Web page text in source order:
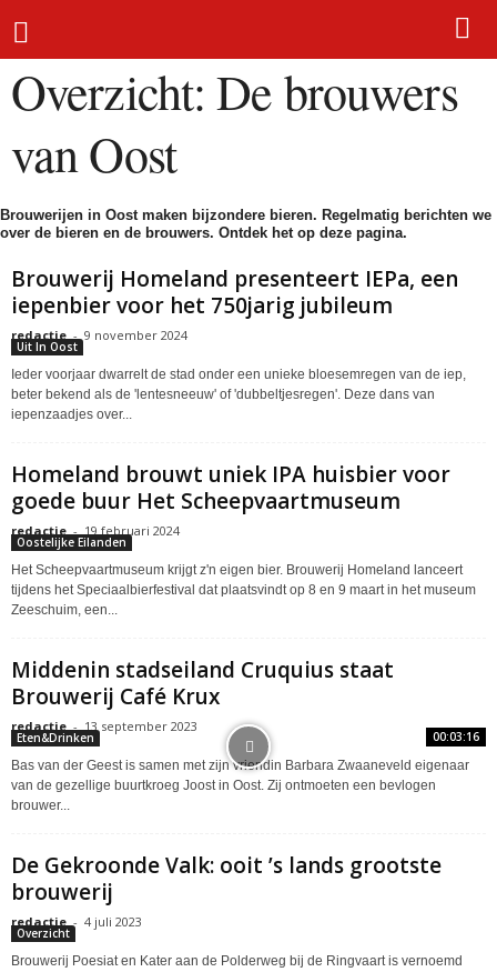
Home
Overzicht: De brouwers
van Oost
Brouwerijen in Oost maken bijzondere bieren. Regelmatig berichten we
over de bieren en de brouwers. Ontdek het op deze pagina.
Brouwerij Homeland presenteert IEPa, een
iepenbier voor het 750jarig jubileum
redactie - 9 november 2024
Uit In Oost
Ieder voorjaar dwarrelt de stad onder een unieke bloesemregen van de iep,
beter bekend als de 'lentesneeuw' of 'dubbeltjesregen'. Deze dans van
iepenzaadjes over...
Homeland brouwt uniek IPA huisbier voor
goede buur Het Scheepvaartmuseum
redactie - 19 februari 2024
Oostelijke Eilanden
Het Scheepvaartmuseum krijgt z'n eigen bier. Brouwerij Homeland lanceert
tijdens het Speciaalbierfestival dat plaatsvindt op 8 en 9 maart in het museum
Zeeschuim, een...
Middenin stadseiland Cruquius staat
Brouwerij Café Krux
redactie - 13 september 2023
00:03:16
Eten&Drinken
Bas van der Geest is samen met zijn vriendin Barbara Zwaaneveld eigenaar
van de gezellige buurtkroeg Joost in Oost. Zij ontmoeten een bevlogen
brouwer...
De Gekroonde Valk: ooit ’s lands grootste
brouwerij
redactie - 4 juli 2023
Overzicht
Brouwerij Poesiat en Kater aan de Polderweg bij de Ringvaart is vernoemd